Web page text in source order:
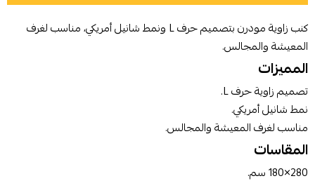
أوافق على سياسة الشراء
كنب زاوية مودرن بتصميم حرف L ونمط شانيل أمريكي، مناسب لغرف
المعيشة والمجالس.
المميزات
تصميم زاوية حرف L.
نمط شانيل أمريكي.
مناسب لغرف المعيشة والمجالس.
المقاسات
280×180 سم.